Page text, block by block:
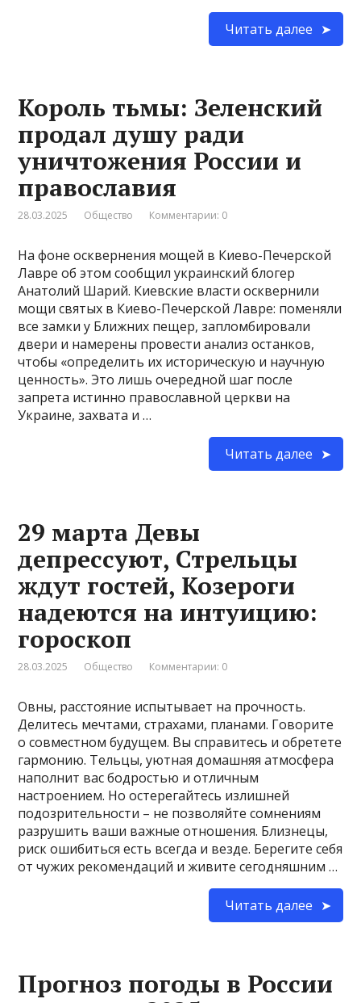
Читать далее
Король тьмы: Зеленский
продал душу ради
уничтожения России и
православия
28.03.2025 Общество Комментарии: 0
На фоне осквернения мощей в Киево-Печерской
Лавре об этом сообщил украинский блогер
Анатолий Шарий. Киевские власти осквернили
мощи святых в Киево-Печерской Лавре: поменяли
все замки у Ближних пещер, запломбировали
двери и намерены провести анализ останков,
чтобы «определить их историческую и научную
ценность». Это лишь очередной шаг после
запрета истинно православной церкви на
Украине, захвата и …
Читать далее
29 марта Девы
депрессуют, Стрельцы
ждут гостей, Козероги
надеются на интуицию:
гороскоп
28.03.2025 Общество Комментарии: 0
Овны, расстояние испытывает на прочность.
Делитесь мечтами, страхами, планами. Говорите
о совместном будущем. Вы справитесь и обретете
гармонию. Тельцы, уютная домашняя атмосфера
наполнит вас бодростью и отличным
настроением. Но остерегайтесь излишней
подозрительности – не позволяйте сомнениям
разрушить ваши важные отношения. Близнецы,
риск ошибиться есть всегда и везде. Берегите себя
от чужих рекомендаций и живите сегодняшним …
Читать далее
Прогноз погоды в России